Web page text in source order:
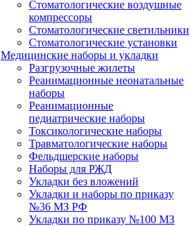
Стоматологические воздушные
компрессоры
Стоматологические светильники
Стоматологические установки
Медицинские наборы и укладки
Разгрузочные жилеты
Реанимационные неонатальные
наборы
Реанимационные
педиатрические наборы
Токсикологические наборы
Травматологические наборы
Фельдшерские наборы
Наборы для РЖД
Укладки без вложений
Укладки и наборы по приказу
№36 МЗ РФ
Укладки по приказу №100 МЗ